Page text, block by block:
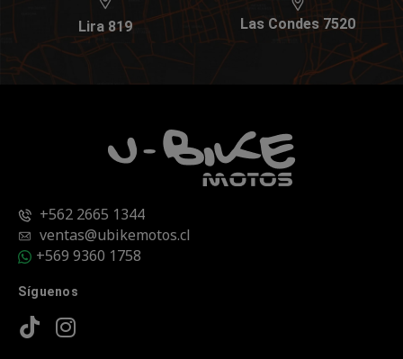
Lira 819 Las Condes 7520
+562 2665 1344
ventas@ubikemotos.cl
+569 9360 1758
Síguenos